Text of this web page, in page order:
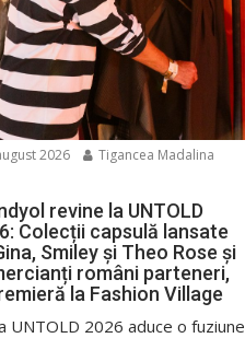
2026
Tigancea Madalina
revine la UNTOLD
Colecții capsulă lansate
Smiley și Theo Rose și
români parteneri,
la Fashion Village
UNTOLD 2026 aduce o fuziune